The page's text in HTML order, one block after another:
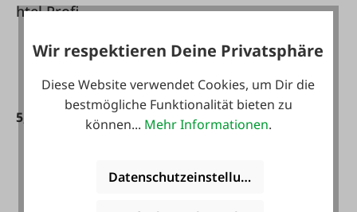
htel Profi
5,99 €*
HM MÜLLNER
Bolzenschneider
Profi
69,95 €*
Wir respektieren Deine Privatsphäre
Diese Website verwendet Cookies, um Dir die
bestmögliche Funktionalität bieten zu
können... Mehr Informationen.
Datenschutzeinstellungen